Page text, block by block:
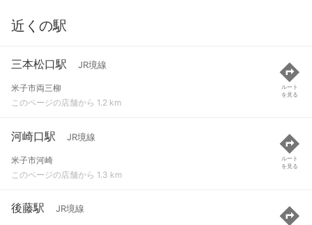
近くの駅
三本松口駅 JR境線
米子市両三柳
このページの店舗から 1.2 km
ルート
を見る
河崎口駅 JR境線
米子市河崎
このページの店舗から 1.3 km
ルート
を見る
後藤駅 JR境線